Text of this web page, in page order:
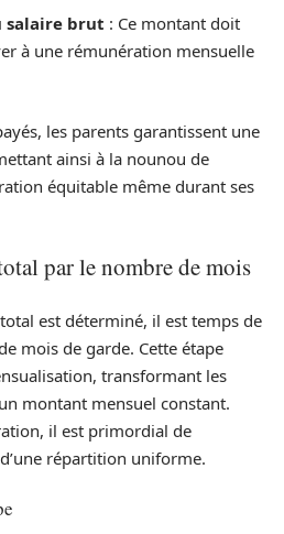
salaire brut : Ce montant doit
à une rémunération mensuelle
les parents garantissent une
ainsi à la nounou de
équitable même durant ses
par le nombre de mois
est déterminé, il est temps de
mois de garde. Cette étape
transformant les
montant mensuel constant.
il est primordial de
répartition uniforme.